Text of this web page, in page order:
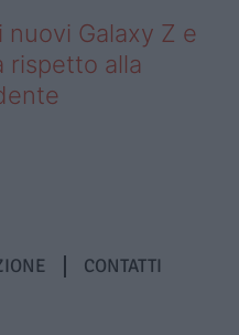
Galaxy Z e
rispetto alla
CONTATTI